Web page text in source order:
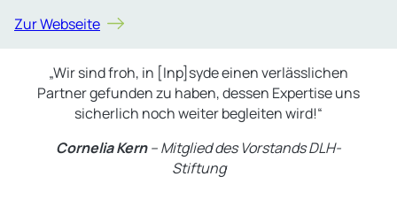
Zur Webseite
„Wir sind froh, in [Inp]syde einen verlässlichen
Partner gefunden zu haben, dessen Expertise uns
sicherlich noch weiter begleiten wird!“
Cornelia Kern– Mitglied des Vorstands DLH-
Stiftung